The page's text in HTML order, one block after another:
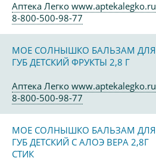
Аптека Легко www.aptekalegko.ru
8-800-500-98-77
МОЕ СОЛНЫШКО БАЛЬЗАМ ДЛЯ
ГУБ ДЕТСКИЙ ФРУКТЫ 2,8 Г
Аптека Легко www.aptekalegko.ru
8-800-500-98-77
МОЕ СОЛНЫШКО БАЛЬЗАМ ДЛЯ
ГУБ ДЕТСКИЙ С АЛОЭ ВЕРА 2,8Г
СТИК